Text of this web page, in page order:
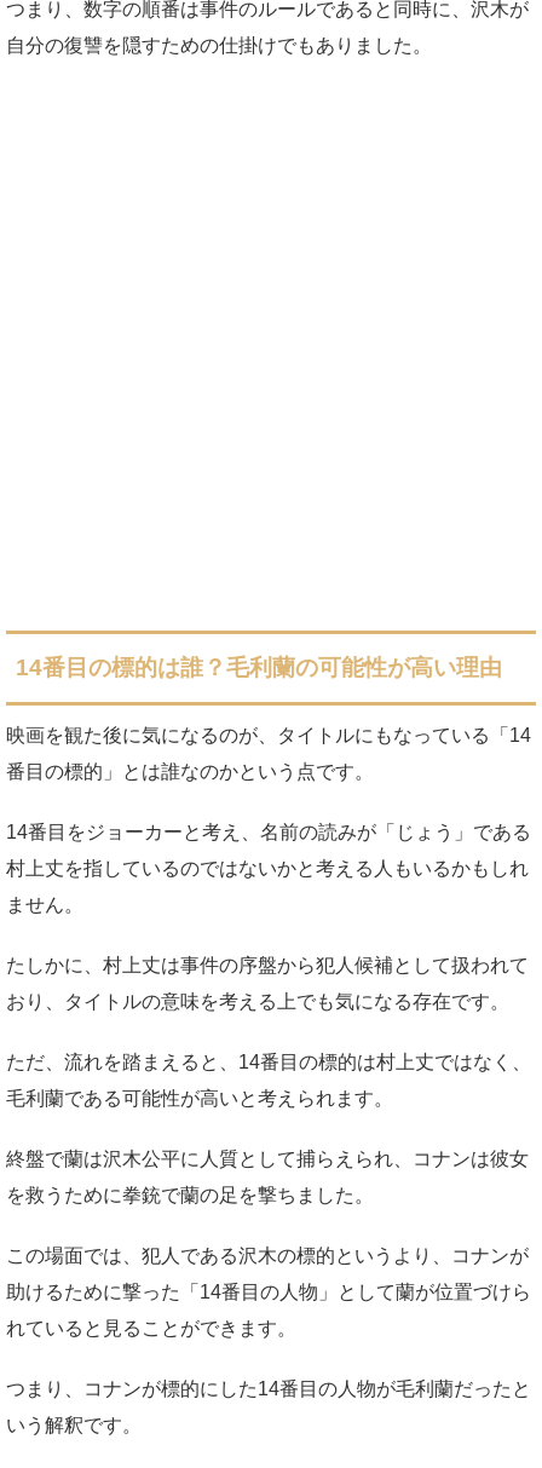
つまり、数字の順番は事件のルールであると同時に、沢木が
自分の復讐を隠すための仕掛けでもありました。
14番目の標的は誰？毛利蘭の可能性が高い理由
映画を観た後に気になるのが、タイトルにもなっている「14
番目の標的」とは誰なのかという点です。
14番目をジョーカーと考え、名前の読みが「じょう」である
村上丈を指しているのではないかと考える人もいるかもしれ
ません。
たしかに、村上丈は事件の序盤から犯人候補として扱われて
おり、タイトルの意味を考える上でも気になる存在です。
ただ、流れを踏まえると、14番目の標的は村上丈ではなく、
毛利蘭である可能性が高いと考えられます。
終盤で蘭は沢木公平に人質として捕らえられ、コナンは彼女
を救うために拳銃で蘭の足を撃ちました。
この場面では、犯人である沢木の標的というより、コナンが
助けるために撃った「14番目の人物」として蘭が位置づけら
れていると見ることができます。
つまり、コナンが標的にした14番目の人物が毛利蘭だったと
いう解釈です。